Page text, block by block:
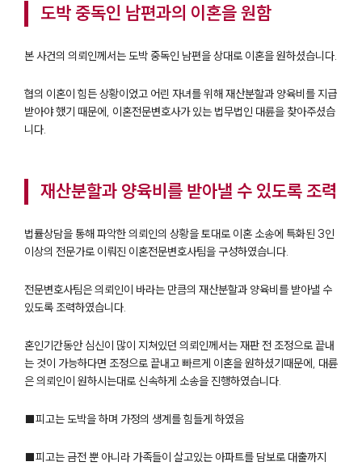
도박 중독인 남편과의 이혼을 원함
본 사건의 의뢰인께서는 도박 중독인 남편을 상대로 이혼을 원하셨습니다.
협의 이혼이 힘든 상황이었고 어린 자녀를 위해 재산분할과 양육비를 지급
받아야 했기 때문에, 이혼전문변호사가 있는 법무법인 대륜을 찾아주셨습
니다.
재산분할과 양육비를 받아낼 수 있도록 조력
법률상담을 통해 파악한 의뢰인의 상황을 토대로 이혼 소송에 특화된 3인
이상의 전문가로 이뤄진 이혼전문변호사팀을 구성하였습니다.
전문변호사팀은 의뢰인이 바라는 만큼의 재산분할과 양육비를 받아낼 수
있도록 조력하였습니다.
혼인기간동안 심신이 많이 지쳐있던 의뢰인께서는 재판 전 조정으로 끝내
는 것이 가능하다면 조정으로 끝내고 빠르게 이혼을 원하셨기때문에, 대륜
은 의뢰인이 원하시는대로 신속하게 소송을 진행하였습니다.
■피고는 도박을 하며 가정의 생계를 힘들게 하였음
■피고는 금전 뿐 아니라 가족들이 살고있는 아파트를 담보로 대출까지